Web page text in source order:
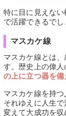
特に目に見えな
で活躍できるでし
マスカケ線
マスカケ線とは
す。歴史上の偉
の上に立つ器を
マスカケ線を持
それゆえに人生
変えて大成功を収